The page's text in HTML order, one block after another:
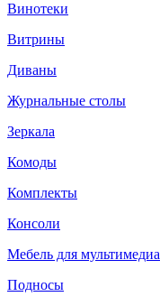
Винотеки
Витрины
Диваны
Журнальные столы
Зеркала
Комоды
Комплекты
Консоли
Мебель для мультимедиа
Подносы